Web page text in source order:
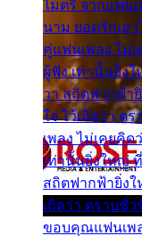
ไมตรี จากแฟน
นาม ยอดรักเอา
คู่แฟนเพลง ไม่
ผู้ฟัง เท่านั้นยิ่ง
วา สถิตฟากฟ้า
ใจ ไว้เถิดว่า ต
เพลง ไม่เคยคิ
เท่านั้นยิ่งใหญ่
สถิตฟากฟ้ายิ่งใ
เถิดว่า ตราบชั่
ขอบคุณแฟนเพล